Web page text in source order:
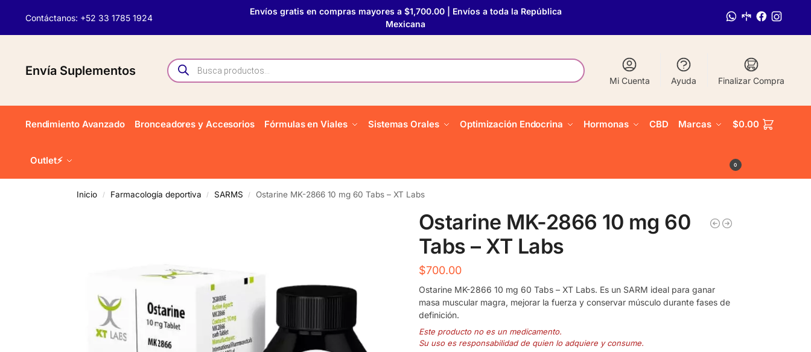
Contáctanos: +52 33 1785 1924
Envíos gratis en compras mayores a $1,700.00 | Envíos a toda la República
Mexicana
Envía Suplementos
Mi Cuenta Ayuda Finalizar Compra
Rendimiento Avanzado Bronceadores y Accesorios Fórmulas en Viales Sistemas Orales Optimización Endocrina Hormonas CBD Marcas
Outlet⚡
$0.00
0
Inicio / Farmacología deportiva / SARMS / Ostarine MK-2866 10 mg 60 Tabs – XT Labs
Ostarine MK-2866 10 mg 60
Tabs – XT Labs
$700.00
Ostarine MK-2866 10 mg 60 Tabs – XT Labs. Es un SARM ideal para ganar
masa muscular magra, mejorar la fuerza y conservar músculo durante fases de
definición.
Este producto no es un medicamento.
Su uso es responsabilidad de quien lo adquiere y consume.